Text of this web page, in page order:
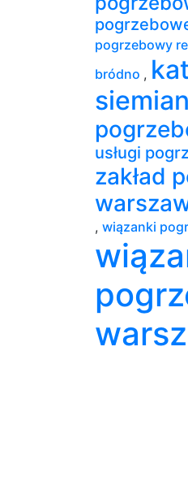
pogrzebowy
bródno ,
usługi
zakład
, wiązanki